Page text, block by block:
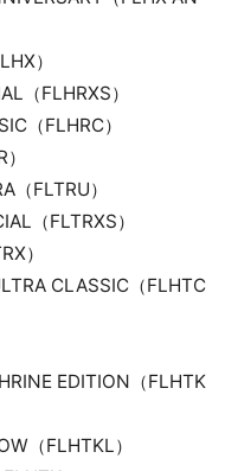
）
（FLHRXS）
（FLHRC）
（FLTRU）
（FLTRXS）
）
CLASSIC（FLHTC
EDITION（FLHTK
（FLHTKL）